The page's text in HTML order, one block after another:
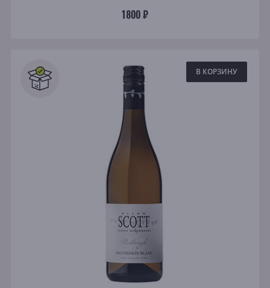
1800 ₽
В КОРЗИНУ